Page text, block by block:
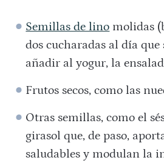
Semillas de lino molidas
dos cucharadas al día que
añadir al yogur, la
Frutos secos, como las
Otras semillas, como el
girasol que, de paso,
saludables y modulan la